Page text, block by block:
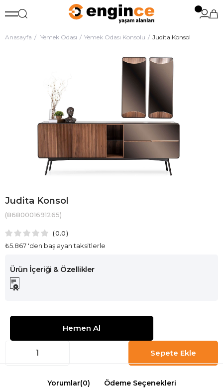
Anasayfa Yemek Odası Yemek Odası Konsolu Judita Konsol
Judita Konsol
(8680001691265)
0.0
₺5.867 'den başlayan taksitlerle
Yorumlar(0) Ödeme Seçenekleri